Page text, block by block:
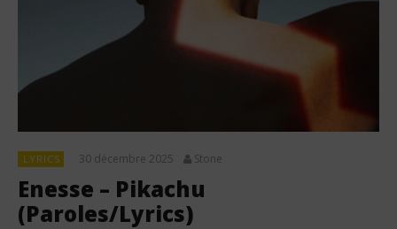
LYRICS 30 décembre 2025 Stone
Enesse – Pikachu
(Paroles/Lyrics)